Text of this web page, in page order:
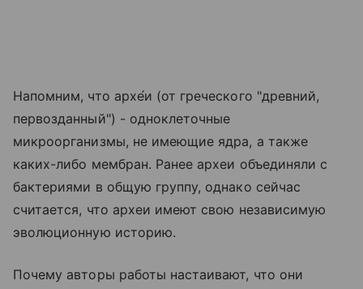
Напомним, что архе́и (от греческого "древний,
первозданный") - одноклеточные
микроорганизмы, не имеющие ядра, а также
каких-либо мембран. Ранее археи объединяли с
бактериями в общую группу, однако сейчас
считается, что археи имеют свою независимую
эволюционную историю.
Почему авторы работы настаивают, что они